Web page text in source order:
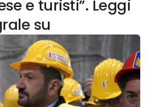
e turisti”. Leggi
su